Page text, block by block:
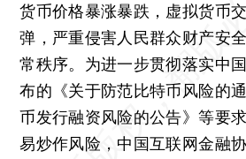
货币价格暴涨暴跌，虚拟货币
弹，严重侵害人民群众财产安
常秩序。为进一步贯彻落实中
布的《关于防范比特币风险的
币发行融资风险的公告》等要
易炒作风险，中国互联网金融